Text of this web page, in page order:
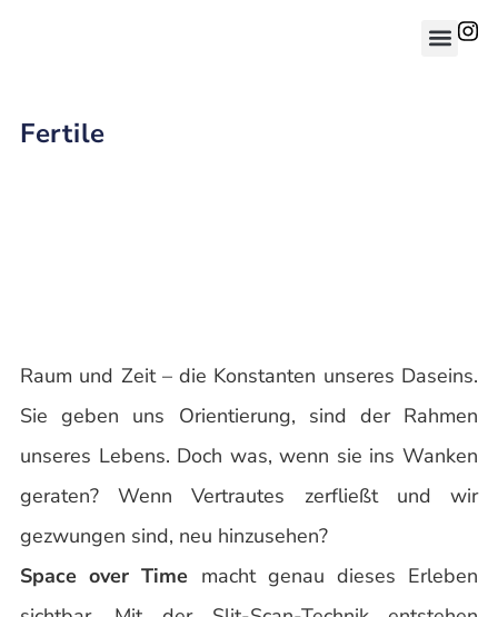
Fertile
Raum und Zeit – die Konstanten unseres Daseins.
Sie geben uns Orientierung, sind der Rahmen
unseres Lebens. Doch was, wenn sie ins Wanken
geraten? Wenn Vertrautes zerfließt und wir
gezwungen sind, neu hinzusehen?
Space over Time macht genau dieses Erleben